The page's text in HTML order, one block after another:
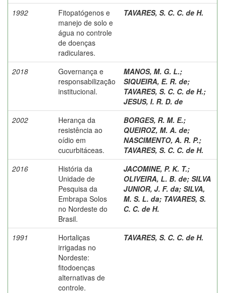
1992
Fitopatógenos e
manejo de solo e
água no controle
de doenças
radiculares.
TAVARES, S. C. C. de H.
2018
Governança e
responsabilização
institucional.
MANOS, M. G. L.;
SIQUEIRA, E. R. de;
TAVARES, S. C. C. de H.;
JESUS, I. R. D. de
2002
Herança da
resistência ao
oídio em
cucurbitáceas.
BORGES, R. M. E.;
QUEIROZ, M. A. de;
NASCIMENTO, A. R. P.;
TAVARES, S. C. C. de H.
2016
História da
Unidade de
Pesquisa da
Embrapa Solos
no Nordeste do
Brasil.
JACOMINE, P. K. T.;
OLIVEIRA, L. B. de; SILVA
JUNIOR, J. F. da; SILVA,
M. S. L. da; TAVARES, S.
C. C. de H.
1991
Hortaliças
irrigadas no
Nordeste:
fitodoenças
alternativas de
controle.
TAVARES, S. C. C. de H.